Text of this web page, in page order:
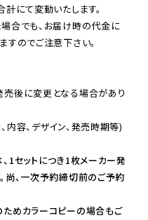
合でも、お届け時の代金に
すのでご注意下さい。
後に変更となる場合があり
容、デザイン、発売時期等)
1セットにつき1枚メーカー発
尚、一次予約締切前のご予約
めカラーコピーの場合もご